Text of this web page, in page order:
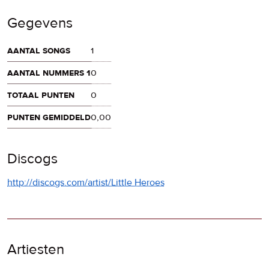
Gegevens
aantal songs
1
aantal nummers 10
totaal punten
0
punten gemiddeld0,00
Discogs
http://discogs.com/artist/Little Heroes
Artiesten